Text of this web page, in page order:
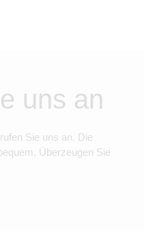
uns an
Sie uns an. Die
Überzeugen Sie